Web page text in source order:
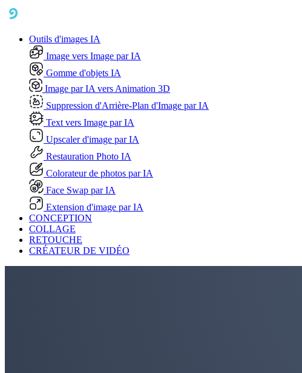
Outils d'images IA
Image vers Image par IA
Gomme d'objets IA
Image par IA vers Animation 3D
Suppression d'Arrière-Plan d'Image par IA
Text vers Image par IA
Upscaler d'image par IA
Restauration Photo IA
Colorateur de photos par IA
Face Swap par IA
Extension d'image par IA
CONCEPTION
COLLAGE
RETOUCHE
CRÉATEUR DE VIDÉO